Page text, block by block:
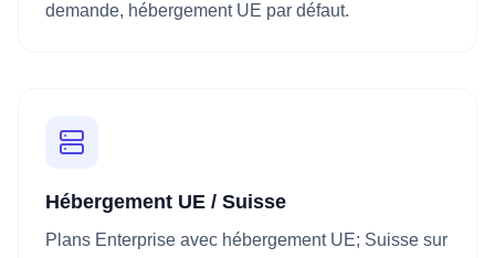
demande, hébergement UE par défaut.
Hébergement UE / Suisse
Plans Enterprise avec hébergement UE; Suisse sur